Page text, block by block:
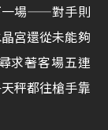
一場——對手則
宮還從未能夠
求著客場五連
秤都往槍手靠